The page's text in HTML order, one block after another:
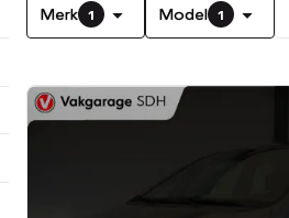
Merk 1 Model 1